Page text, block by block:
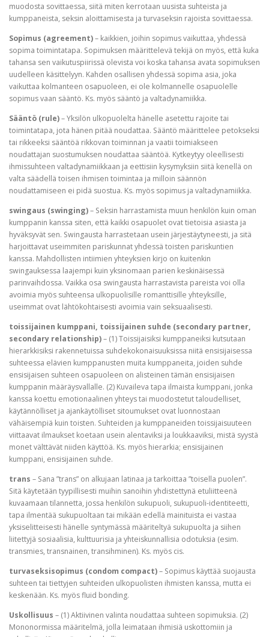
muodosta sovittaessa, siitä miten kerrotaan uusista suhteista ja
kumppaneista, seksin aloittamisesta ja turvaseksin rajoista sovittaessa.
Sopimus (agreement)– kaikkien, joihin sopimus vaikuttaa, yhdessä
sopima toimintatapa. Sopimuksen määrittelevä tekijä on myös, että kuka
tahansa sen vaikutuspiirissä olevista voi koska tahansa avata sopimuksen
uudelleen käsittelyyn. Kahden osallisen yhdessä sopima asia, joka
vaikuttaa kolmanteen osapuoleen, ei ole kolmannelle osapuolelle
sopimus vaan sääntö. Ks. myös sääntö ja valtadynamiikka.
Sääntö (rule)– Yksilön ulkopuolelta hänelle asetettu rajoite tai
toimintatapa, jota hänen pitää noudattaa. Sääntö määrittelee petokseksi
tai rikkeeksi sääntöä rikkovan toiminnan ja vaatii toimiakseen
noudattajan suostumuksen noudattaa sääntöä. Kytkeytyy oleellisesti
ihmissuhteen valtadynamiikkaan ja eettisiin kysymyksiin siitä kenellä on
valta säädellä toisen ihmisen toimintaa ja milloin säännön
noudattamiseen ei pidä suostua. Ks. myös sopimus ja valtadynamiikka.
swingaus (swinging)– Seksin harrastamista muun henkilön kuin oman
kumppanin kanssa siten, että kaikki osapuolet ovat tietoisia asiasta ja
hyväksyvät sen. Swingausta harrastetaan usein järjestäytyneesti, ja sitä
harjoittavat useimmiten pariskunnat yhdessä toisten pariskuntien
kanssa. Mahdollisten intiimien yhteyksien kirjo on kuitenkin
swingauksessa laajempi kuin yksinomaan parien keskinäisessä
parinvaihdossa. Vaikka osa swingausta harrastavista pareista voi olla
avoimia myös suhteensa ulkopuolisille romanttisille yhteyksille,
useimmat ovat lähtökohtaisesti avoimia vain seksuaalisesti.
toissijainen kumppani, toissijainen suhde (secondary partner,
secondary relationship)– (1) Toissijaisiksi kumppaneiksi kutsutaan
hierarkkisiksi rakennetuissa suhdekokonaisuuksissa niitä ensisijaisessa
suhteessa elävien kumppanusten muita kumppaneita, joiden suhde
ensisijaisen suhteen osapuoleen on alisteinen tämän ensisijaisen
kumppanin määräysvallalle. (2) Kuvaileva tapa ilmaista kumppani, jonka
kanssa koettu emotionaalinen yhteys tai muodostetut taloudelliset,
käytännölliset ja ajankäytölliset sitoumukset ovat luonnostaan
vähäisempiä kuin toisten. Suhteiden ja kumppaneiden toissijaisuuteen
viittaavat ilmaukset koetaan usein alentaviksi ja loukkaaviksi, mistä syystä
monet välttävät niiden käyttöä. Ks. myös hierarkia; ensisijainen
kumppani, ensisijainen suhde.
trans – Sana ”trans” on alkujaan latinaa ja tarkoittaa ”toisella puolen”.
Sitä käytetään tyypillisesti muihin sanoihin yhdistettynä etuliitteenä
kuvaamaan tilannetta, jossa henkilön sukupuoli, sukupuoli-identiteetti,
tapa ilmentää sukupuoltaan tai mikään edellä mainituista ei vastaa
yksiselitteisesti hänelle syntymässä määriteltyä sukupuolta ja siihen
liitettyjä sosiaalisia, kulttuurisia ja yhteiskunnallisia odotuksia (esim.
transmies, transnainen, transihminen). Ks. myös cis.
turvaseksisopimus (condom compact)– Sopimus käyttää suojausta
suhteen tai tiettyjen suhteiden ulkopuolisten ihmisten kanssa, mutta ei
keskenään. Ks. myös fluid bonding.
Uskollisuus – (1) Aktiivinen valinta noudattaa suhteen sopimuksia. (2)
Mononormissa määritelmä, jolla leimataan ihmisiä uskottomiin ja